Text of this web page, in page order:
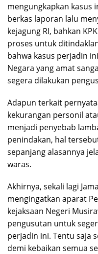
mengungkapkan kasus
berkas laporan lalu
kejagung RI, bahkan
proses untuk
bahwa kasus perjadin
Negara yang amat
segera dilakukan
Adapun terkait
kekurangan personil
menjadi penyebab
penindakan, hal
sepanjang alasannya
waras.
Akhirnya, sekali lagi
mengingatkan aparat
kejaksaan Negeri
pengusutan untuk
perjadin ini. Tentu saja
demi kebaikan semua